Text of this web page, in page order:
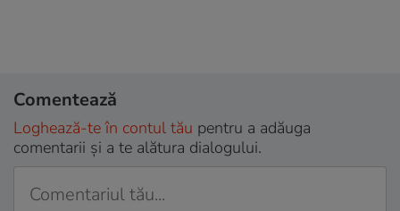
Comentează
Loghează-te în contul tău pentru a adăuga
comentarii și a te alătura dialogului.